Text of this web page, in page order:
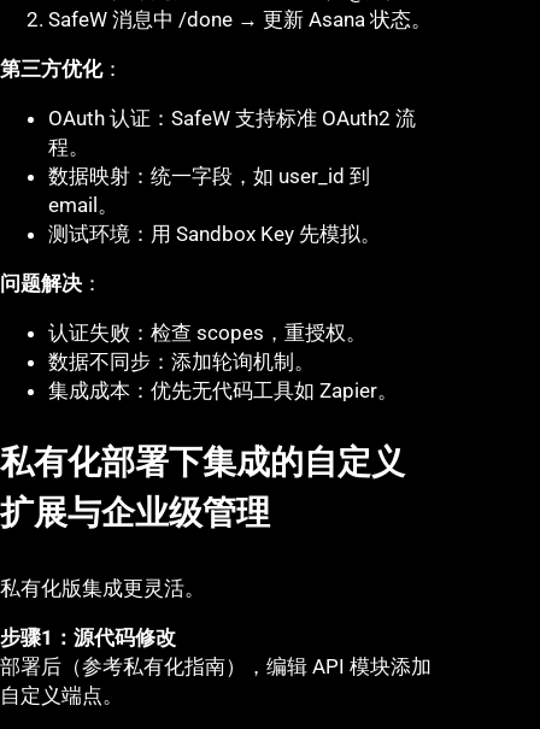
SafeW 消息中 /done → 更新 Asana 状态。
第三方优化：
OAuth 认证：SafeW 支持标准 OAuth2 流
程。
数据映射：统一字段，如 user_id 到
email。
测试环境：用 Sandbox Key 先模拟。
问题解决 ：
认证失败：检查 scopes，重授权。
数据不同步：添加轮询机制。
集成成本：优先无代码工具如 Zapier。
私有化部署下集成的自定义
扩展与企业级管理
私有化版集成更灵活。
步骤1：源代码修改
部署后（参考私有化指南），编辑 API 模块添加
自定义端点。